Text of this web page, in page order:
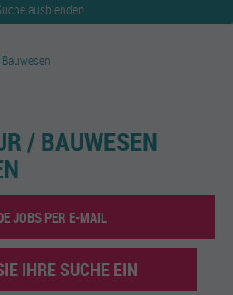
ausblenden
/ BAUWESEN
JOBS PER E-MAIL
IHRE SUCHE EIN